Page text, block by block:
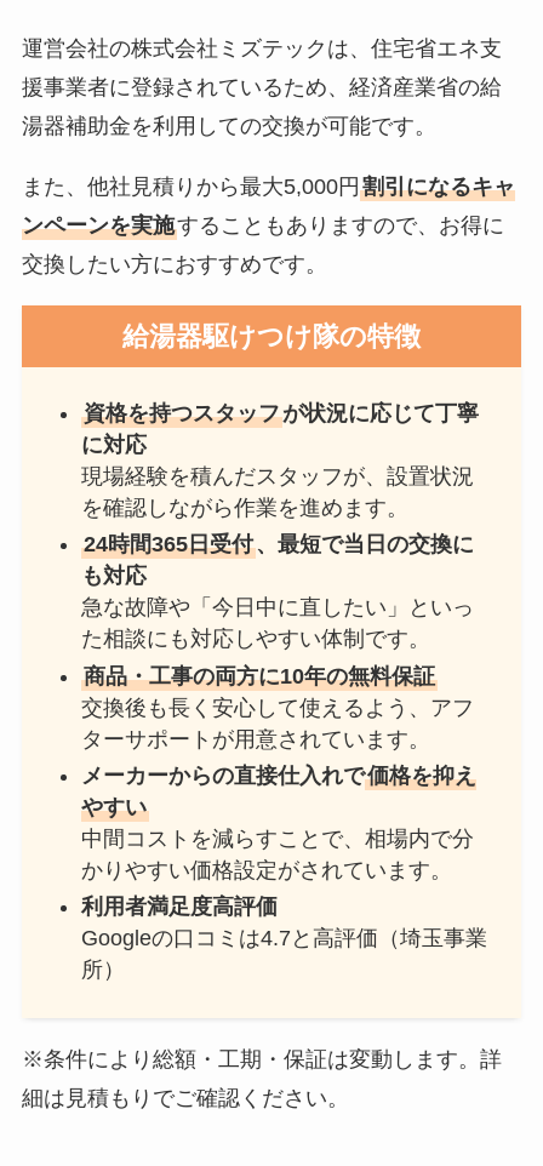
運営会社の株式会社ミズテックは、住宅省エネ支
援事業者に登録されているため、経済産業省の給
湯器補助金を利用しての交換が可能です。
また、他社見積りから最大5,000円割引になるキャ
ンペーンを実施することもありますので、お得に
交換したい方におすすめです。
給湯器駆けつけ隊の特徴
資格を持つスタッフが状況に応じて丁寧
に対応
現場経験を積んだスタッフが、設置状況
を確認しながら作業を進めます。
24時間365日受付、最短で当日の交換に
も対応
急な故障や「今日中に直したい」といっ
た相談にも対応しやすい体制です。
商品・工事の両方に10年の無料保証
交換後も長く安心して使えるよう、アフ
ターサポートが用意されています。
メーカーからの直接仕入れで価格を抑え
やすい
中間コストを減らすことで、相場内で分
かりやすい価格設定がされています。
利用者満足度高評価
Googleの口コミは4.7と高評価（埼玉事業
所）
※条件により総額・工期・保証は変動します。詳
細は見積もりでご確認ください。